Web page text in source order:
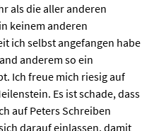
als die aller anderen
keinem anderen
ich selbst angefangen habe
anderem so ein
Ich freue mich riesig auf
Es ist schade, dass
auf Peters Schreiben
darauf einlassen, damit